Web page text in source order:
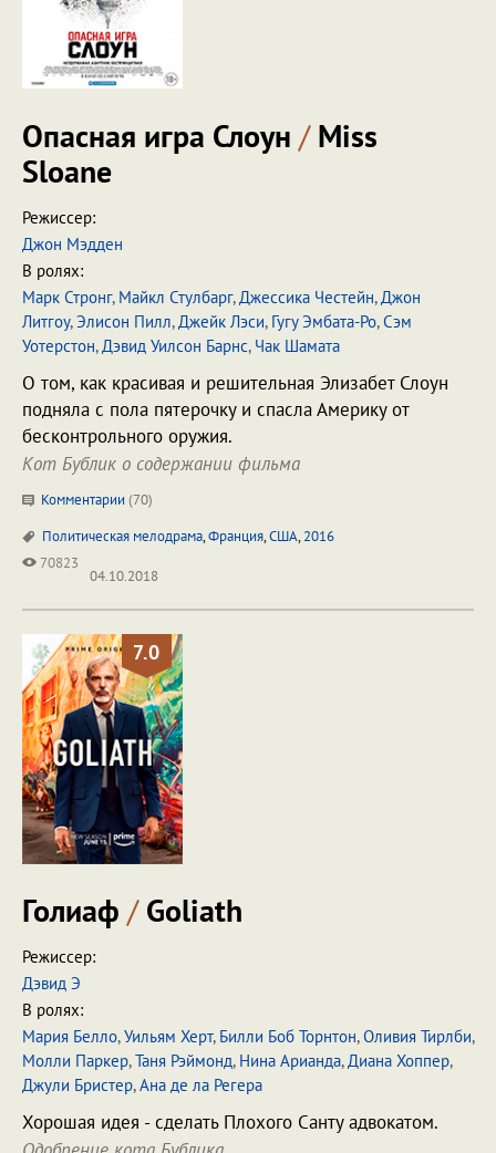
Опасная игра Слоун /Miss
Sloane
Режиссер:
Джон Мэдден
В ролях:
Марк Стронг, Майкл Стулбарг,Джессика Честейн,Джон
Литгоу,Элисон Пилл,Джейк Лэси, Гугу Эмбата-Ро,Сэм
Уотерстон,Дэвид Уилсон Барнс, Чак Шамата
О том, как красивая и решительная Элизабет Слоун
подняла с пола пятерочку и спасла Америку от
бесконтрольного оружия.
Кот Бублик о содержании фильма
Комментарии (70)
Политическая мелодрама,Франция,США,2016
70823
04.10.2018
7.0
Голиаф /Goliath
Режиссер:
Дэвид Э
В ролях:
Мария Белло,Уильям Херт, Билли Боб Торнтон,Оливия Тирлби,
Молли Паркер,Таня Рэймонд, Нина Арианда,Диана Хоппер,
Джули Бристер,Ана де ла Регера
Хорошая идея - сделать Плохого Санту адвокатом.